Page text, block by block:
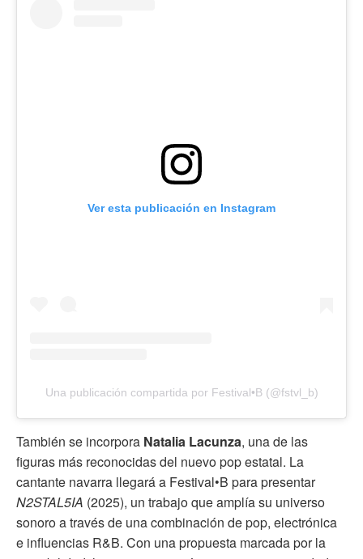
Ver esta publicación en Instagram
Una publicación compartida por Festival•B (@fstvl_b)
También se incorpora Natalia Lacunza, una de las
figuras más reconocidas del nuevo pop estatal. La
cantante navarra llegará a Festival•B para presentar
N2STAL5IA (2025), un trabajo que amplía su universo
sonoro a través de una combinación de pop, electrónica
e influencias R&B. Con una propuesta marcada por la